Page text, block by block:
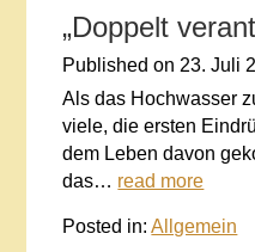
„Doppelt
Published on 23. Juli
Als das Hochwasser
viele, die ersten
dem Leben davon
das… read more
Posted in:Allgemein